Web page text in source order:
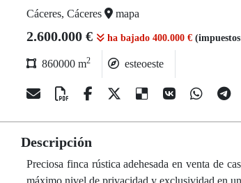
Cáceres, Cáceres mapa
2.600.000 € ha bajado 400.000 €
860000 m2 esteoeste
Descripción
Preciosa finca rústica adehesada en venta de
máximo nivel de privacidad y exclusividad en